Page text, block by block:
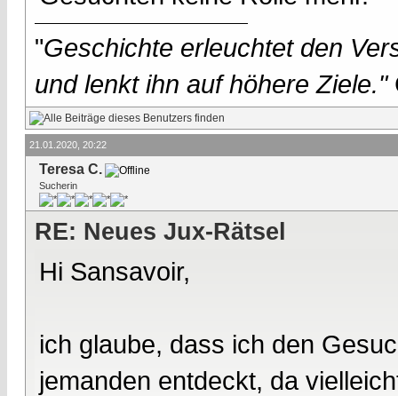
"Geschichte erleuchtet den
und lenkt ihn auf höhere Ziele."
21.01.2020, 20:22
Teresa C.
Sucherin
RE: Neues Jux-Rätsel
Hi Sansavoir,
ich glaube, dass ich den
jemanden entdeckt, da